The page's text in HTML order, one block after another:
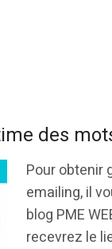
des
Pour obtenir
emailing, il
blog PME
recevrez le